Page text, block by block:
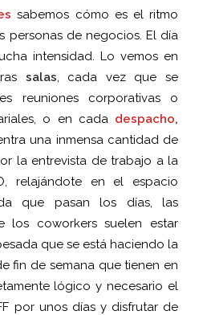
sabemos cómo es el ritmo
personas de negocios. El día
intensidad. Lo vemos en
salas, cada vez que se
reuniones corporativas o
o en cada despacho,
una inmensa cantidad de
la entrevista de trabajo a la
relajándote en el espacio
que pasan los días, las
los coworkers suelen estar
que se está haciendo la
fin de semana que tienen en
lógico y necesario el
por unos días y disfrutar de